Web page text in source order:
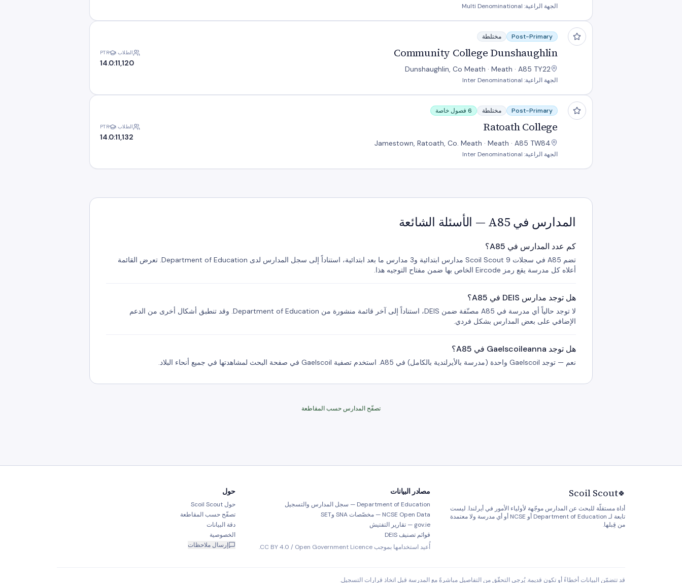
الجهة الراعية: Multi Denominational
Community College Dunshaughlin
Post-Primary مختلطة
Community College Dunshaughlin
Dunshaughlin, Co Meath · Meath · A85 TY22
الجهة الراعية: Inter Denominational
الطلاب
1,120
PTR
14.0:1
Ratoath College
Post-Primary مختلطة 6 فصول خاصة
Ratoath College
Jamestown, Ratoath, Co. Meath · Meath · A85 TW84
الجهة الراعية: Inter Denominational
الطلاب
1,132
PTR
14.0:1
المدارس في A85 — الأسئلة الشائعة
كم عدد المدارس في A85؟
تضم A85 في سجلات Scoil Scout 9 مدارس ابتدائية و3 مدارس ما بعد ابتدائية، استناداً إلى سجل المدارس لدى Department of Education. تعرض القائمة
أعلاه كل مدرسة يقع رمز Eircode الخاص بها ضمن مفتاح التوجيه هذا.
هل توجد مدارس DEIS في A85؟
لا توجد حالياً أي مدرسة في A85 مصنّفة ضمن DEIS، استناداً إلى آخر قائمة منشورة من Department of Education. وقد تنطبق أشكال أخرى من الدعم
الإضافي على بعض المدارس بشكل فردي.
هل توجد Gaelscoileanna في A85؟
نعم — توجد Gaelscoil واحدة (مدرسة بالأيرلندية بالكامل) في A85. استخدم تصفية Gaelscoil في صفحة البحث لمشاهدتها في جميع أنحاء البلاد.
تصفّح المدارس حسب المقاطعة
🍀
Scoil Scout
أداة مستقلّة للبحث عن المدارس موجّهة لأولياء الأمور في أيرلندا. ليست
تابعة لـ Department of Education أو NCSE أو أي مدرسة ولا معتمدة
من قِبلها.
مصادر البيانات
Department of Education — سجل المدارس والتسجيل
NCSE Open Data — مخصّصات SNA وSET
gov.ie — تقارير التفتيش
قوائم تصنيف DEIS
أُعيد استخدامها بموجب CC BY 4.0 / Open Government Licence.
حول
حول Scoil Scout
تصفّح حسب المقاطعة
دقة البيانات
الخصوصية
إرسال ملاحظات
قد تتضمّن البيانات أخطاءً أو تكون قديمة. يُرجى التحقّق من التفاصيل مباشرةً مع المدرسة قبل اتخاذ قرارات التسجيل.